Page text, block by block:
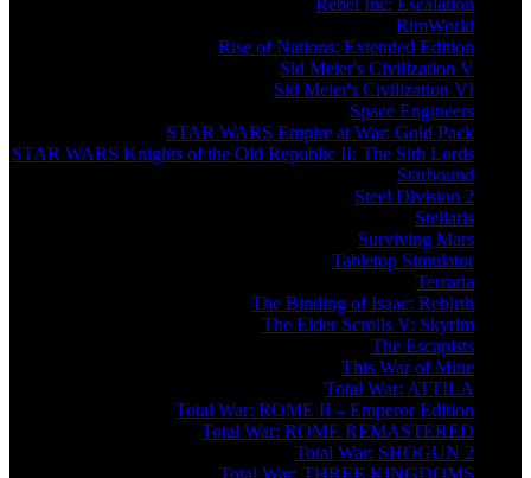
Rebel Inc: Escalation
RimWorld
Rise of Nations: Extended Edition
Sid Meier's Civilization V
Sid Meier's Civilization VI
Space Engineers
STAR WARS Empire at War: Gold Pack
STAR WARS Knights of the Old Republic II: The Sith Lords
Starbound
Steel Division 2
Stellaris
Surviving Mars
Tabletop Simulator
Terraria
The Binding of Isaac: Rebirth
The Elder Scrolls V: Skyrim
The Escapists
This War of Mine
Total War: ATTILA
Total War: ROME II – Emperor Edition
Total War: ROME REMASTERED
Total War: SHOGUN 2
Total War: THREE KINGDOMS